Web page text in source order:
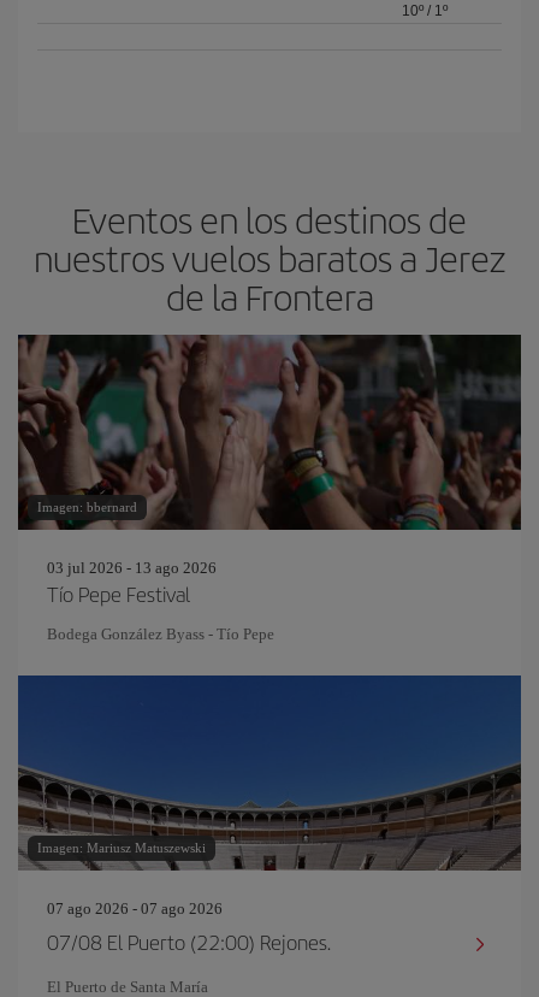
10º/ 1º
Eventos en los destinos de
nuestros vuelos baratos a Jerez
de la Frontera
Imagen: bbernard
03 jul 2026 - 13 ago 2026
Tío Pepe Festival
Bodega González Byass - Tío Pepe
Imagen: Mariusz Matuszewski
07 ago 2026 - 07 ago 2026
07/08 El Puerto (22:00) Rejones.
El Puerto de Santa María